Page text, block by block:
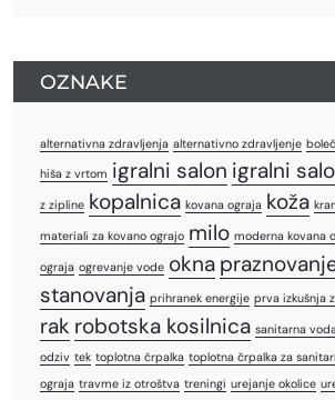
OZNAKE
alternativna zdravljenja alternativno zdravljenje
hiša z vrtom igralni salon igralni
z zipline kopalnica kovana ograja koža
materiali za kovano ograjo milo moderna kovana
ograja ogrevanje vode okna
stanovanja prihranek energije prva izkušnja
rak robotska kosilnica sanitarna
odziv tek toplotna črpalka toplotna črpalka za
ograja travme iz otroštva treningi urejanje okolice